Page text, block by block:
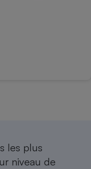
les plus
niveau de